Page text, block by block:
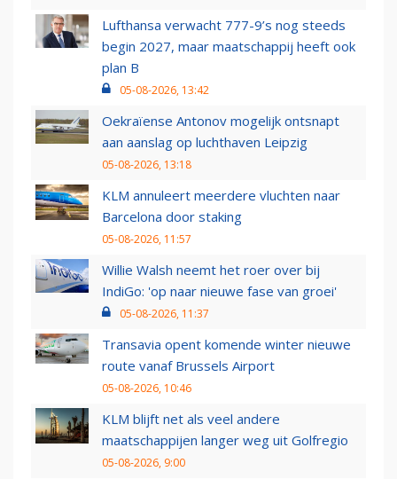
Lufthansa verwacht 777-9’s nog steeds
begin 2027, maar maatschappij heeft ook
plan B
05-08-2026, 13:42
Oekraïense Antonov mogelijk ontsnapt
aan aanslag op luchthaven Leipzig
05-08-2026, 13:18
KLM annuleert meerdere vluchten naar
Barcelona door staking
05-08-2026, 11:57
Willie Walsh neemt het roer over bij
IndiGo: 'op naar nieuwe fase van groei'
05-08-2026, 11:37
Transavia opent komende winter nieuwe
route vanaf Brussels Airport
05-08-2026, 10:46
KLM blijft net als veel andere
maatschappijen langer weg uit Golfregio
05-08-2026, 9:00